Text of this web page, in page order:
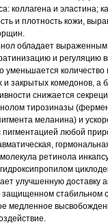
коллагена и эластина;
и плотность кожи,
обладает
и регуляцию
уменьшается
закрытых комедонов, а
снижается
тирозиназы
меланина) и
пигментацией любой
ретинола
улучшенную доставку
защищенном стабильном
медленное